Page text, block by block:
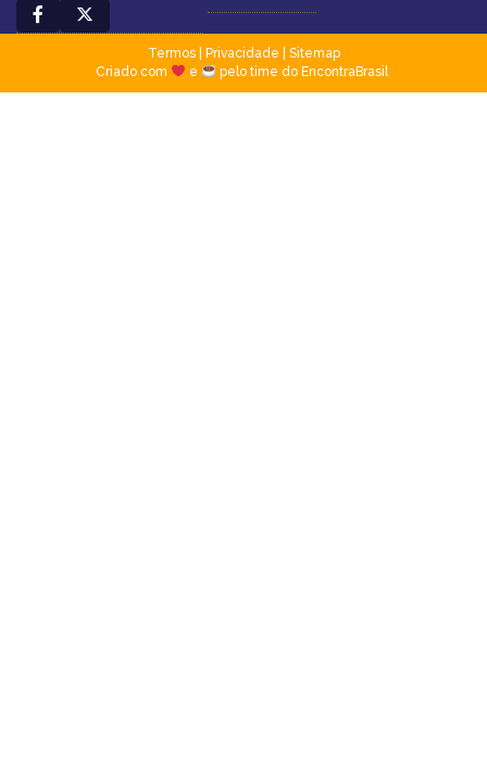
Termos| Privacidade
Sitemap
Criado com
e pelo time do EncontraBrasil